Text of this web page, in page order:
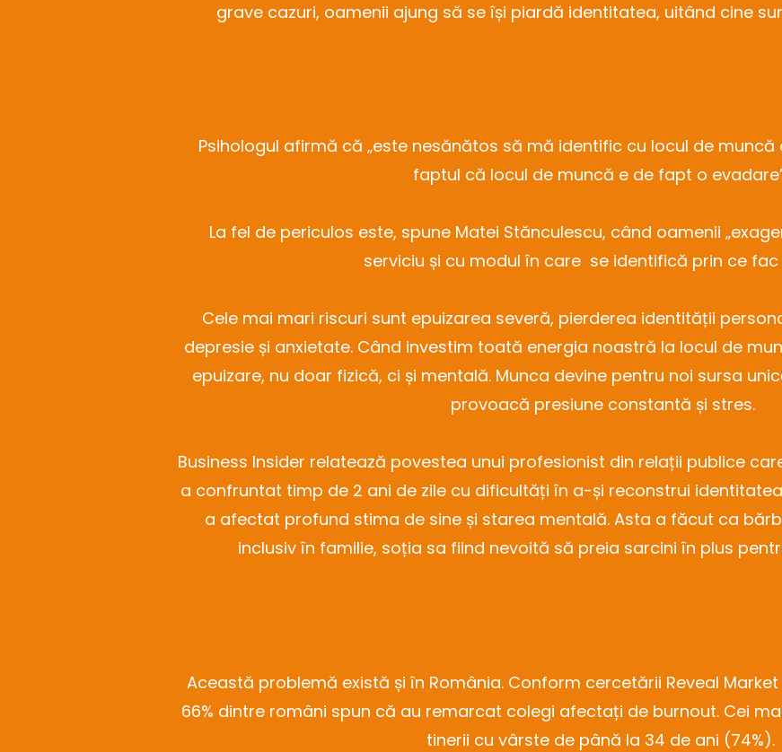
grave cazuri, oamenii ajung să se își piardă identitatea, uitând cine
Psihologul afirmă că „este nesănătos să mă identific cu locul de
faptul că locul de muncă e de fapt o
La fel de periculos este, spune Matei Stănculescu, când oamenii
serviciu și cu modul în care se identifică prin ce fac
Cele mai mari riscuri sunt epuizarea severă, pierderea identității
depresie și anxietate. Când investim toată energia noastră la locul de
epuizare, nu doar fizică, ci și mentală. Munca devine pentru noi sursa
provoacă presiune constantă și stres.
Business Insider relatează povestea unui profesionist din relații publice
a confruntat timp de 2 ani de zile cu dificultăți în a-și reconstrui
a afectat profund stima de sine și starea mentală. Asta a făcut ca
inclusiv în familie, soția sa fiind nevoită să preia sarcini în plus
Această problemă există și în România. Conform cercetării Reveal
66% dintre români spun că au remarcat colegi afectați de burnout. Cei
tinerii cu vârste de până la 34 de ani (74%).